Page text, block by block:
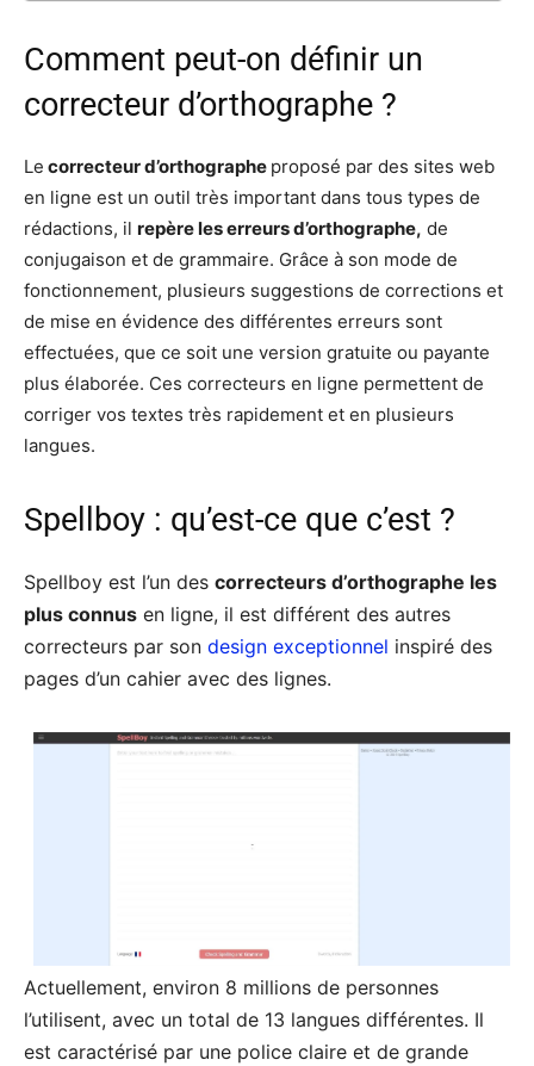
Comment peut-on définir un
correcteur d’orthographe ?
Le correcteur d’orthographe proposé par des sites web
en ligne est un outil très important dans tous types de
rédactions, il repère les erreurs d’orthographe, de
conjugaison et de grammaire. Grâce à son mode de
fonctionnement, plusieurs suggestions de corrections et
de mise en évidence des différentes erreurs sont
effectuées, que ce soit une version gratuite ou payante
plus élaborée. Ces correcteurs en ligne permettent de
corriger vos textes très rapidement et en plusieurs
langues.
Spellboy : qu’est-ce que c’est ?
Spellboy est l’un des correcteurs d’orthographe les
plus connus en ligne, il est différent des autres
correcteurs par son design exceptionnel inspiré des
pages d’un cahier avec des lignes.
Actuellement, environ 8 millions de personnes
l’utilisent, avec un total de 13 langues différentes. Il
est caractérisé par une police claire et de grande